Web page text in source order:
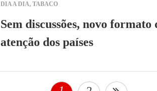
DIA A DIA, TABACO
Sem discussões, novo
atenção dos países